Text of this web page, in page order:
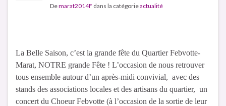
Demarat2014F dans la catégorieactualité
La Belle Saison, c’est la grande fête du Quartier Febvotte-
Marat, NOTRE grande Fête ! L’occasion de nous retrouver
tous ensemble autour d’un après-midi convivial, avec des
stands des associations locales et des artisans du quartier, un
concert du Choeur Febvotte (à l’occasion de la sortie de leur